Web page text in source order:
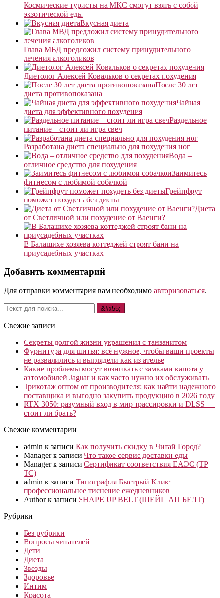
Космические туристы на МКС смогут взять с собой
экзотической еды
Вкусная диета
Глава МВД предложил систему принудительного
лечения алкоголиков
Диетолог Алексей Ковальков о секретах похудения
После 30 лет
диета противопоказана
Чайная
диета для эффективного похудения
Раздельное
питание – стоит ли игра свеч
Разработана диета специально для похудения ног
Вода –
отличное средство для похудения
Займитесь
фитнесом с любимой собачкой
Грейпфрут
поможет похудеть без диеты
Диета
от Светличной или похудение от Ваенги?
В Балашихе хозяева коттеджей строят бани на
приусадебных участках
Добавить комментарий
Для отправки комментария вам необходимо авторизоваться.
Свежие записи
Секреты долгой жизни украшения с танзанитом
Фурнитура для шитья: всё нужное, чтобы ваши проекты
не развалились и выглядели как из ателье
Какие проблемы могут возникать с замками капота у
автомобилей Jaguar и как часто нужно их обслуживать
Трикотаж оптом от производителя: как найти надежного
поставщика и выгодно закупить продукцию в 2026 году
RTX 3050: разумный вход в мир трассировки и DLSS —
стоит ли брать?
Свежие комментарии
admin к записи Как получить скидку в Читай Город?
Managerк записи Что такое сервис доставки еды
Managerк записи Сертификат соответствия ЕАЭС (ТР
ТС)
admin к записи Типография Быстрый Клик:
профессиональное тиснение ежедневников
Authorк записи SHAPE UP BELT (ШЕЙП АП БЕЛТ)
Рубрики
Без рубрики
Вопросы читателей
Дети
Диета
Звезды
Здоровье
Интим
Красота